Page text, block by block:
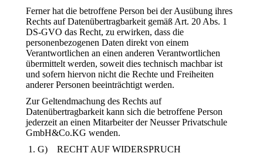
Ferner hat die betroffene Person bei der Ausübung ihres
Rechts auf Datenübertragbarkeit gemäß Art. 20 Abs. 1
DS-GVO das Recht, zu erwirken, dass die
personenbezogenen Daten direkt von einem
Verantwortlichen an einen anderen Verantwortlichen
übermittelt werden, soweit dies technisch machbar ist
und sofern hiervon nicht die Rechte und Freiheiten
anderer Personen beeinträchtigt werden.
Zur Geltendmachung des Rechts auf
Datenübertragbarkeit kann sich die betroffene Person
jederzeit an einen Mitarbeiter der Neusser Privatschule
GmbH&Co.KG wenden.
G) RECHT AUF WIDERSPRUCH